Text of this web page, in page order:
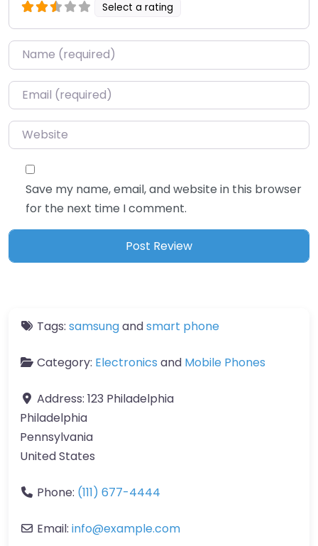
Select a rating
Name*
Email*
Website
Save my name, email, and website in this browser
for the next time I comment.
Tags: samsungandsmart phone
Category: Electronics and Mobile Phones
Address: 123 Philadelphia
Philadelphia
Pennsylvania
United States
Phone: (111) 677-4444
Email: info@example.com